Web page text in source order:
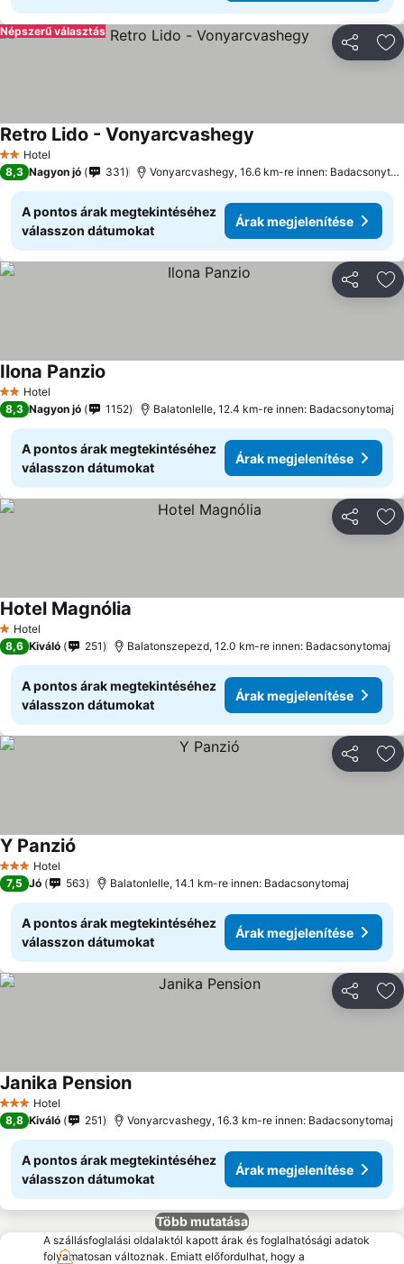
Népszerű választás
2 Kategória
Hotel
Retro Lido - Vonyarcvashegy
8,3 Nagyon jó 331 Vonyarcvashegy, 16.6 km-re innen: Badacsonytomaj
A pontos árak megtekintéséhez
válasszon dátumokat
Árak megjelenítése
2 Kategória
Hotel
Ilona Panzio
8,3 Nagyon jó 1152 Balatonlelle, 12.4 km-re innen: Badacsonytomaj
A pontos árak megtekintéséhez
válasszon dátumokat
Árak megjelenítése
1 Kategória
Hotel
Hotel Magnólia
8,6 Kiváló 251 Balatonszepezd, 12.0 km-re innen: Badacsonytomaj
A pontos árak megtekintéséhez
válasszon dátumokat
Árak megjelenítése
3 Kategória
Hotel
Y Panzió
7,5 Jó 563 Balatonlelle, 14.1 km-re innen: Badacsonytomaj
A pontos árak megtekintéséhez
válasszon dátumokat
Árak megjelenítése
3 Kategória
Hotel
Janika Pension
8,8 Kiváló 251 Vonyarcvashegy, 16.3 km-re innen: Badacsonytomaj
A pontos árak megtekintéséhez
válasszon dátumokat
Árak megjelenítése
Több mutatása
A szállásfoglalási oldalaktól kapott árak és foglalhatósági adatok
folyamatosan változnak. Emiatt előfordulhat, hogy a